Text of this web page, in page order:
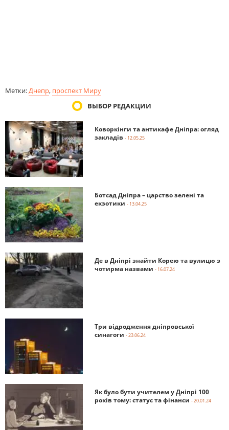
Метки:Днепр, проспект Миру
ВЫБОР РЕДАКЦИИ
Коворкінги та антикафе Дніпра: огляд
закладів - 12.05.25
Ботсад Дніпра – царство зелені та
екзотики - 13.04.25
Де в Дніпрі знайти Корею та вулицю з
чотирма назвами - 16.07.24
Три відродження дніпровської
синагоги - 23.06.24
Як було бути учителем у Дніпрі 100
років тому: статус та фінанси - 20.01.24